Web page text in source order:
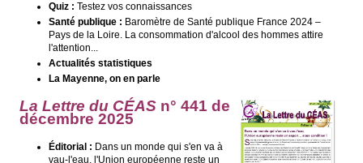
Quiz : Testez vos connaissances
Santé publique : Baromètre de Santé publique France 2024 –
Pays de la Loire. La consommation d'alcool des hommes attire
l'attention...
Actualités statistiques
La Mayenne, on en parle
La Lettre duCÉASn° 441 de
décembre 2025
Éditorial : Dans un monde qui s'en va à
vau-l'eau, l'Union européenne reste un